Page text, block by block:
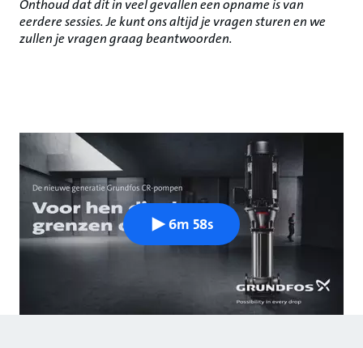
Onthoud dat dit in veel gevallen een opname is van
eerdere sessies. Je kunt ons altijd je vragen sturen en we
zullen je vragen graag beantwoorden.
6m 58s